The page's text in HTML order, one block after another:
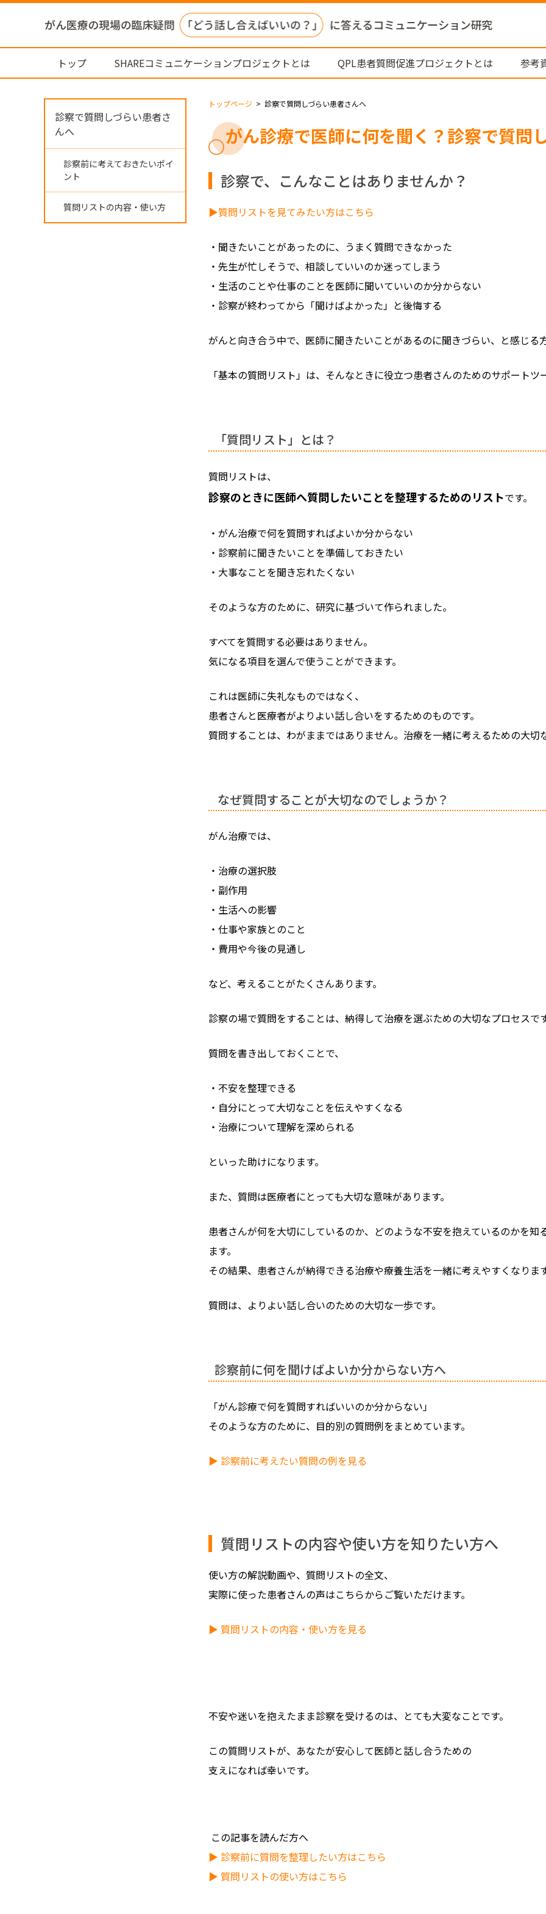
トップ SHAREコミュニケーションプロジェクトとは QPL患者質問促進プロジェクトとは 参考
診察で質問しづらい患者さ
んへ
診察前に考えておきたいポイ
ント
質問リストの内容・使い方
トップページ 診察で質問しづらい患者さんへ
がん診療で医師に何を聞く？診察で質問
診察で、こんなことはありませんか？
▶質問リストを見てみたい方はこちら
・聞きたいことがあったのに、うまく質問できなかった
・先生が忙しそうで、相談していいのか迷ってしまう
・生活のことや仕事のことを医師に聞いていいのか分からない
・診察が終わってから「聞けばよかった」と後悔する
がんと向き合う中で、医師に聞きたいことがあるのに聞きづらい、と感じる
「基本の質問リスト」は、そんなときに役立つ患者さんのためのサポートツ
「質問リスト」とは？
質問リストは、
診察のときに医師へ質問したいことを整理するためのリストです。
・がん治療で何を質問すればよいか分からない
・診察前に聞きたいことを準備しておきたい
・大事なことを聞き忘れたくない
そのような方のために、研究に基づいて作られました。
すべてを質問する必要はありません。
気になる項目を選んで使うことができます。
これは医師に失礼なものではなく、
患者さんと医療者がよりよい話し合いをするためのものです。
質問することは、わがままではありません。治療を一緒に考えるための大切
なぜ質問することが大切なのでしょうか？
がん治療では、
・治療の選択肢
・副作用
・生活への影響
・仕事や家族とのこと
・費用や今後の見通し
など、考えることがたくさんあります。
診察の場で質問をすることは、納得して治療を選ぶための大切なプロセスで
質問を書き出しておくことで、
・不安を整理できる
・自分にとって大切なことを伝えやすくなる
・治療について理解を深められる
といった助けになります。
また、質問は医療者にとっても大切な意味があります。
患者さんが何を大切にしているのか、どのような不安を抱えているのかを
ます。
その結果、患者さんが納得できる治療や療養生活を一緒に考えやすくなりま
質問は、よりよい話し合いのための大切な一歩です。
診察前に何を聞けばよいか分からない方へ
「がん診療で何を質問すればいいのか分からない」
そのような方のために、目的別の質問例をまとめています。
▶ 診察前に考えたい質問の例を見る
質問リストの内容や使い方を知りたい方へ
使い方の解説動画や、質問リストの全文、
実際に使った患者さんの声はこちらからご覧いただけます。
▶ 質問リストの内容・使い方を見る
不安や迷いを抱えたまま診察を受けるのは、とても大変なことです。
この質問リストが、あなたが安心して医師と話し合うための
支えになれば幸いです。
この記事を読んだ方へ
▶ 診察前に質問を整理したい方はこちら
▶ 質問リストの使い方はこちら